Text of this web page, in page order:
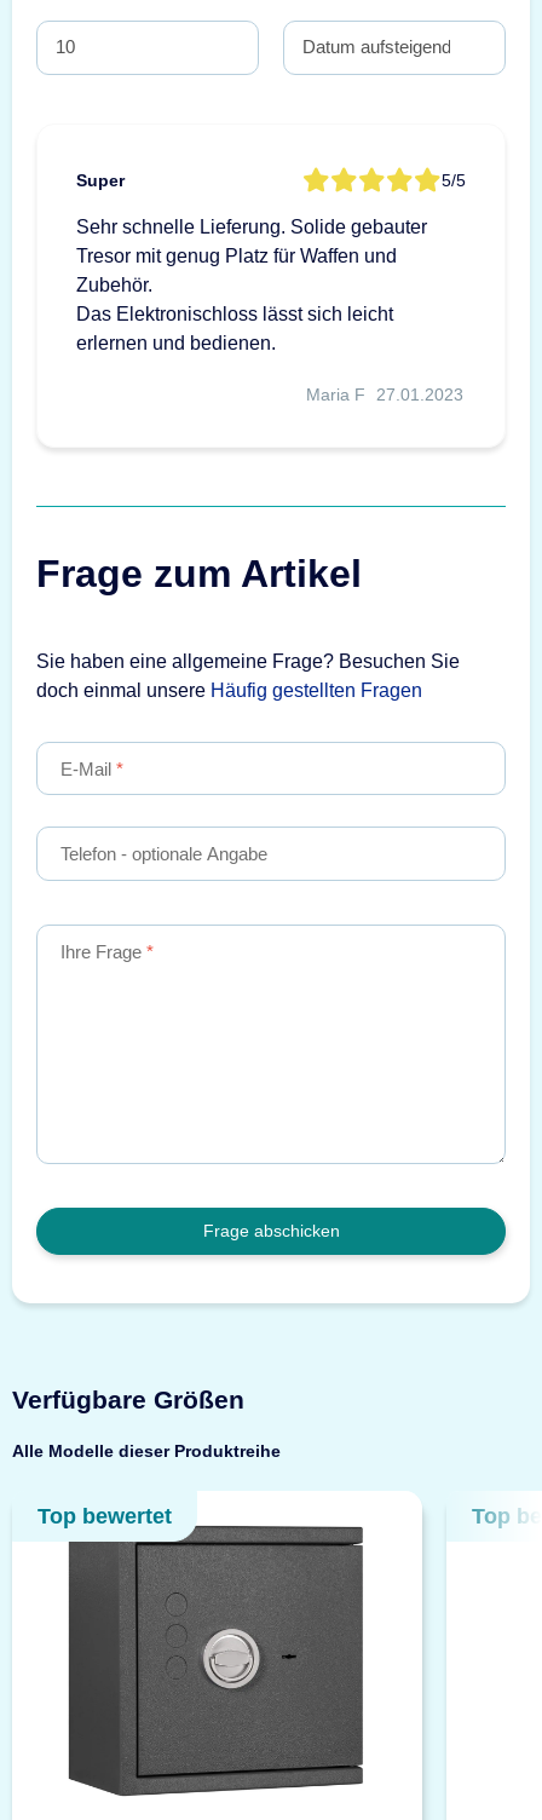
Super 5/5
Sehr schnelle Lieferung. Solide gebauter
Tresor mit genug Platz für Waffen und
Zubehör.
Das Elektronischloss lässt sich leicht
erlernen und bedienen.
Maria F 27.01.2023
Frage zum Artikel
Sie haben eine allgemeine Frage? Besuchen Sie
doch einmal unsere Häufig gestellten Fragen
E-Mail
Telefon - optionale Angabe
Ihre Frage
Frage abschicken
Verfügbare Größen
Alle Modelle dieser Produktreihe
Top bewertet Top